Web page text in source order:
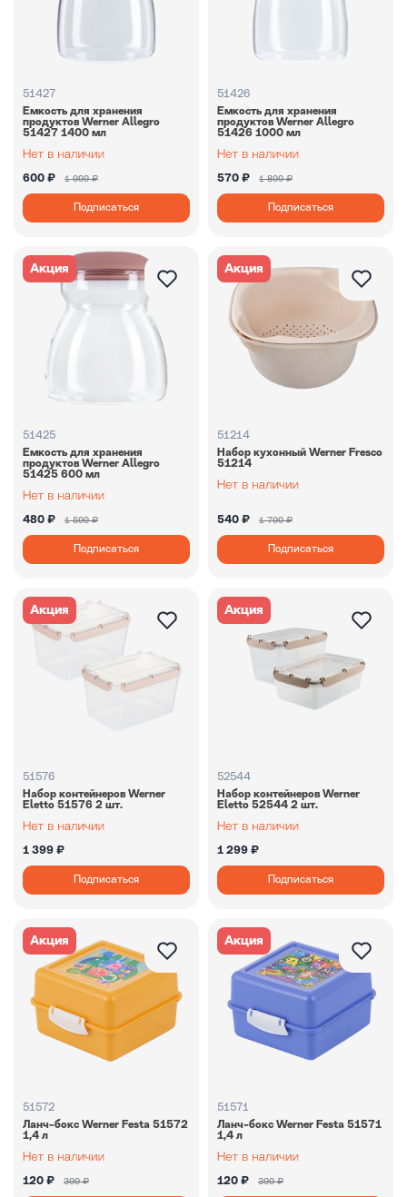
51427
Емкость для хранения
продуктов Werner Allegro
51427 1400 мл
600 ₽ 1 999 ₽
Подписаться
51426
Емкость для хранения
продуктов Werner Allegro
51426 1000 мл
570 ₽ 1 899 ₽
Подписаться
Акция
51425
Емкость для хранения
продуктов Werner Allegro
51425 600 мл
480 ₽ 1 599 ₽
Подписаться
Акция
51214
Набор кухонный Werner Fresco
51214
540 ₽ 1 799 ₽
Подписаться
Акция
51576
Набор контейнеров Werner
Eletto 51576 2 шт.
1 399 ₽
Подписаться
Акция
52544
Набор контейнеров Werner
Eletto 52544 2 шт.
1 299 ₽
Подписаться
Акция
51572
Ланч-бокс Werner Festa 51572
1,4 л
120 ₽ 399 ₽
Акция
51571
Ланч-бокс Werner Festa 51571
1,4 л
120 ₽ 399 ₽